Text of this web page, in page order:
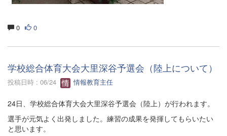
0 0
学校総合体育大会大里深谷予選会（陸上について）
投稿日時 : 06/24 情報教育主任
24日、学校総合体育大会大里深谷予選会（陸上）が行われます。
選手が元気よく出発しました。練習の成果を発揮してもらいたい
と思います。